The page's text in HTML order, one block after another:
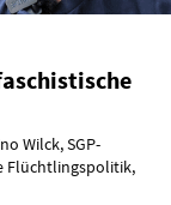
Wilck, SGP-
Flüchtlingspolitik,